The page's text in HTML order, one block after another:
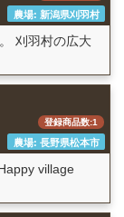
農場: 新潟県刈羽村
刈羽村の広大
登録商品数:1
農場: 長野県松本市
village